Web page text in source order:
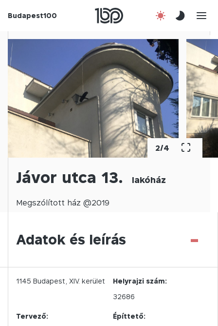
Budapest100
Csatlakozz!
Kapcsolat
En
2/4
Jávor utca 13. lakóház
Megszólított ház @2019
Adatok és leírás -
1145 Budapest, XIV. kerület
Helyrajzi szám:
32686
Tervező:
Építtető: